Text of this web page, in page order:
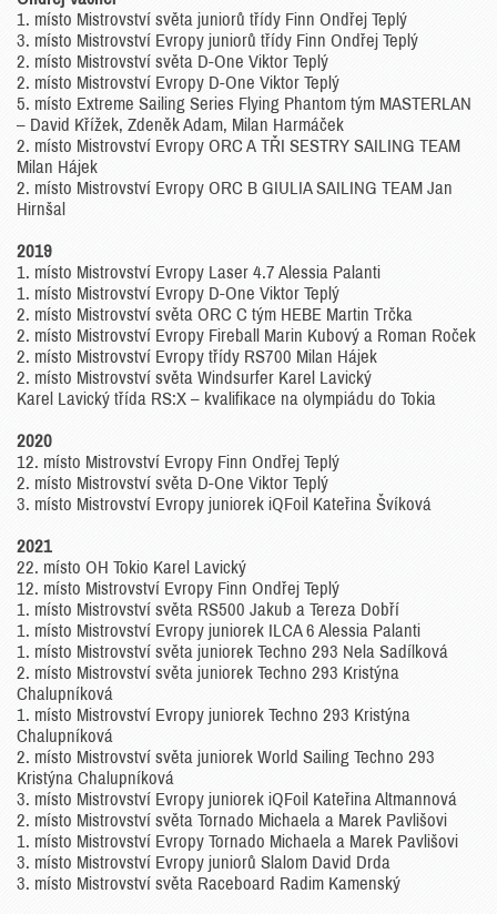
1. místo Mistrovství světa juniorů třídy Finn Ondřej Teplý
3. místo Mistrovství Evropy juniorů třídy Finn Ondřej Teplý
2. místo Mistrovství světa D-One Viktor Teplý
2. místo Mistrovství Evropy D-One Viktor Teplý
5. místo Extreme Sailing Series Flying Phantom tým MASTERLAN
– David Křížek, Zdeněk Adam, Milan Harmáček
2. místo Mistrovství Evropy ORC A TŘI SESTRY SAILING TEAM
Milan Hájek
2. místo Mistrovství Evropy ORC B GIULIA SAILING TEAM Jan
Hirnšal
2019
1. místo Mistrovství Evropy Laser 4.7 Alessia Palanti
1. místo Mistrovství Evropy D-One Viktor Teplý
2. místo Mistrovství světa ORC C tým HEBE Martin Trčka
2. místo Mistrovství Evropy Fireball Marin Kubový a Roman Roček
2. místo Mistrovství Evropy třídy RS700 Milan Hájek
2. místo Mistrovství světa Windsurfer Karel Lavický
Karel Lavický třída RS:X – kvalifikace na olympiádu do Tokia
2020
12. místo Mistrovství Evropy Finn Ondřej Teplý
2. místo Mistrovství světa D-One Viktor Teplý
3. místo Mistrovství Evropy juniorek iQFoil Kateřina Švíková
2021
22. místo OH Tokio Karel Lavický
12. místo Mistrovství Evropy Finn Ondřej Teplý
1. místo Mistrovství světa RS500 Jakub a Tereza Dobří
1. místo Mistrovství Evropy juniorek ILCA 6 Alessia Palanti
1. místo Mistrovství světa juniorek Techno 293 Nela Sadílková
2. místo Mistrovství světa juniorek Techno 293 Kristýna
Chalupníková
1. místo Mistrovství Evropy juniorek Techno 293 Kristýna
Chalupníková
2. místo Mistrovství světa juniorek World Sailing Techno 293
Kristýna Chalupníková
3. místo Mistrovství Evropy juniorek iQFoil Kateřina Altmannová
2. místo Mistrovství světa Tornado Michaela a Marek Pavlišovi
1. místo Mistrovství Evropy Tornado Michaela a Marek Pavlišovi
3. místo Mistrovství Evropy juniorů Slalom David Drda
3. místo Mistrovství světa Raceboard Radim Kamenský